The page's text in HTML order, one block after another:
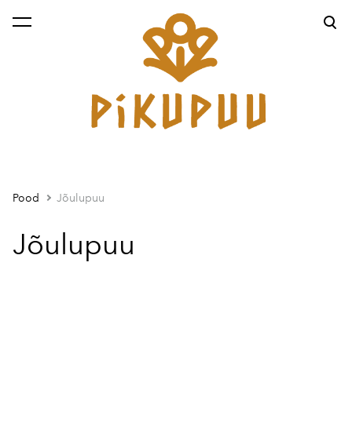
lisati ostukorvi. Vaata ostukorvi
Pood Jõulupuu
Jõulupuu